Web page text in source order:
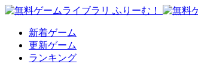
新着ゲーム
更新ゲーム
ランキング